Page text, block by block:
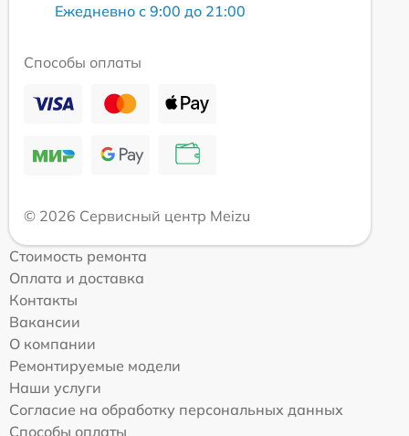
Ежедневно с 9:00 до 21:00
Способы оплаты
© 2026 Сервисный центр Meizu
Стоимость ремонта
Оплата и доставка
Контакты
Вакансии
О компании
Ремонтируемые модели
Наши услуги
Согласие на обработку персональных данных
Способы оплаты